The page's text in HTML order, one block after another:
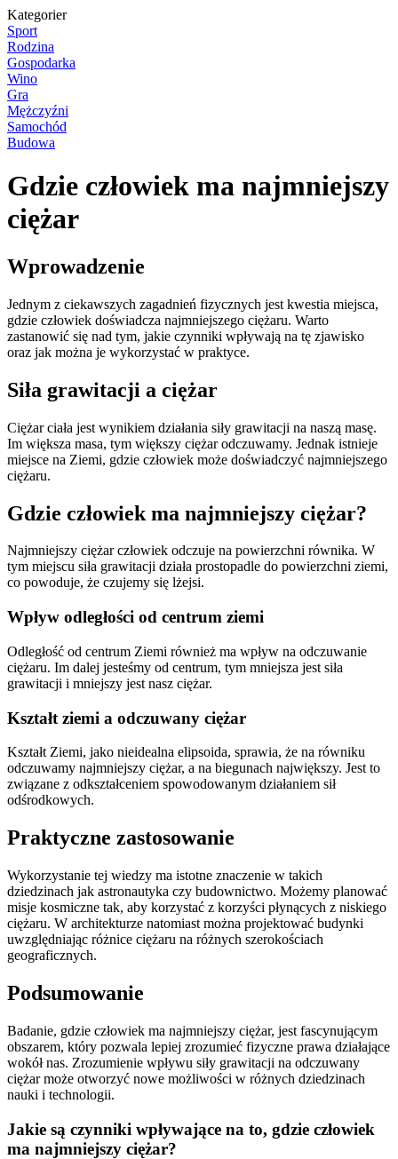
Kategorier
Sport
Rodzina
Gospodarka
Wino
Gra
Mężczyźni
Samochód
Budowa
Gdzie człowiek ma najmniejszy
ciężar
Wprowadzenie
Jednym z ciekawszych zagadnień fizycznych jest kwestia miejsca,
gdzie człowiek doświadcza najmniejszego ciężaru. Warto
zastanowić się nad tym, jakie czynniki wpływają na tę zjawisko
oraz jak można je wykorzystać w praktyce.
Siła grawitacji a ciężar
Ciężar ciała jest wynikiem działania siły grawitacji na naszą masę.
Im większa masa, tym większy ciężar odczuwamy. Jednak istnieje
miejsce na Ziemi, gdzie człowiek może doświadczyć najmniejszego
ciężaru.
Gdzie człowiek ma najmniejszy ciężar?
Najmniejszy ciężar człowiek odczuje na powierzchni równika. W
tym miejscu siła grawitacji działa prostopadle do powierzchni ziemi,
co powoduje, że czujemy się lżejsi.
Wpływ odległości od centrum ziemi
Odległość od centrum Ziemi również ma wpływ na odczuwanie
ciężaru. Im dalej jesteśmy od centrum, tym mniejsza jest siła
grawitacji i mniejszy jest nasz ciężar.
Kształt ziemi a odczuwany ciężar
Kształt Ziemi, jako nieidealna elipsoida, sprawia, że na równiku
odczuwamy najmniejszy ciężar, a na biegunach największy. Jest to
związane z odkształceniem spowodowanym działaniem sił
odśrodkowych.
Praktyczne zastosowanie
Wykorzystanie tej wiedzy ma istotne znaczenie w takich
dziedzinach jak astronautyka czy budownictwo. Możemy planować
misje kosmiczne tak, aby korzystać z korzyści płynących z niskiego
ciężaru. W architekturze natomiast można projektować budynki
uwzględniając różnice ciężaru na różnych szerokościach
geograficznych.
Podsumowanie
Badanie, gdzie człowiek ma najmniejszy ciężar, jest fascynującym
obszarem, który pozwala lepiej zrozumieć fizyczne prawa działające
wokół nas. Zrozumienie wpływu siły grawitacji na odczuwany
ciężar może otworzyć nowe możliwości w różnych dziedzinach
nauki i technologii.
Jakie są czynniki wpływające na to, gdzie człowiek
ma najmniejszy ciężar?